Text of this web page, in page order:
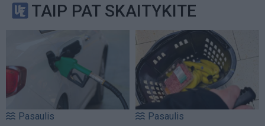
TAIP PAT SKAITYKITE
Pasaulis Pasaulis